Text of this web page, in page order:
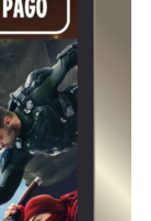
de llegar a la